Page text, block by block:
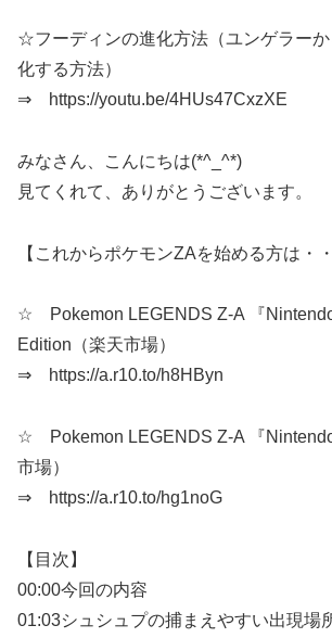
☆フーディンの進化方法（ユンゲラー
化する方法）
⇒ https://youtu.be/4HUs47CxzXE
みなさん、こんにちは(*^_^*)
見てくれて、ありがとうございます。
【これからポケモンZAを始める方は・・
☆ Pokemon LEGENDS Z-A 『Nintendo
Edition（楽天市場）
⇒ https://a.r10.to/h8HByn
☆ Pokemon LEGENDS Z-A 『
市場）
⇒ https://a.r10.to/hg1noG
【目次】
00:00今回の内容
01:03シュシュプの捕まえやすい出現場